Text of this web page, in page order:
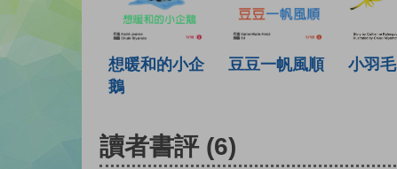
想暖和的小企
鵝
豆豆一帆風順 小羽毛
讀者書評 (6)